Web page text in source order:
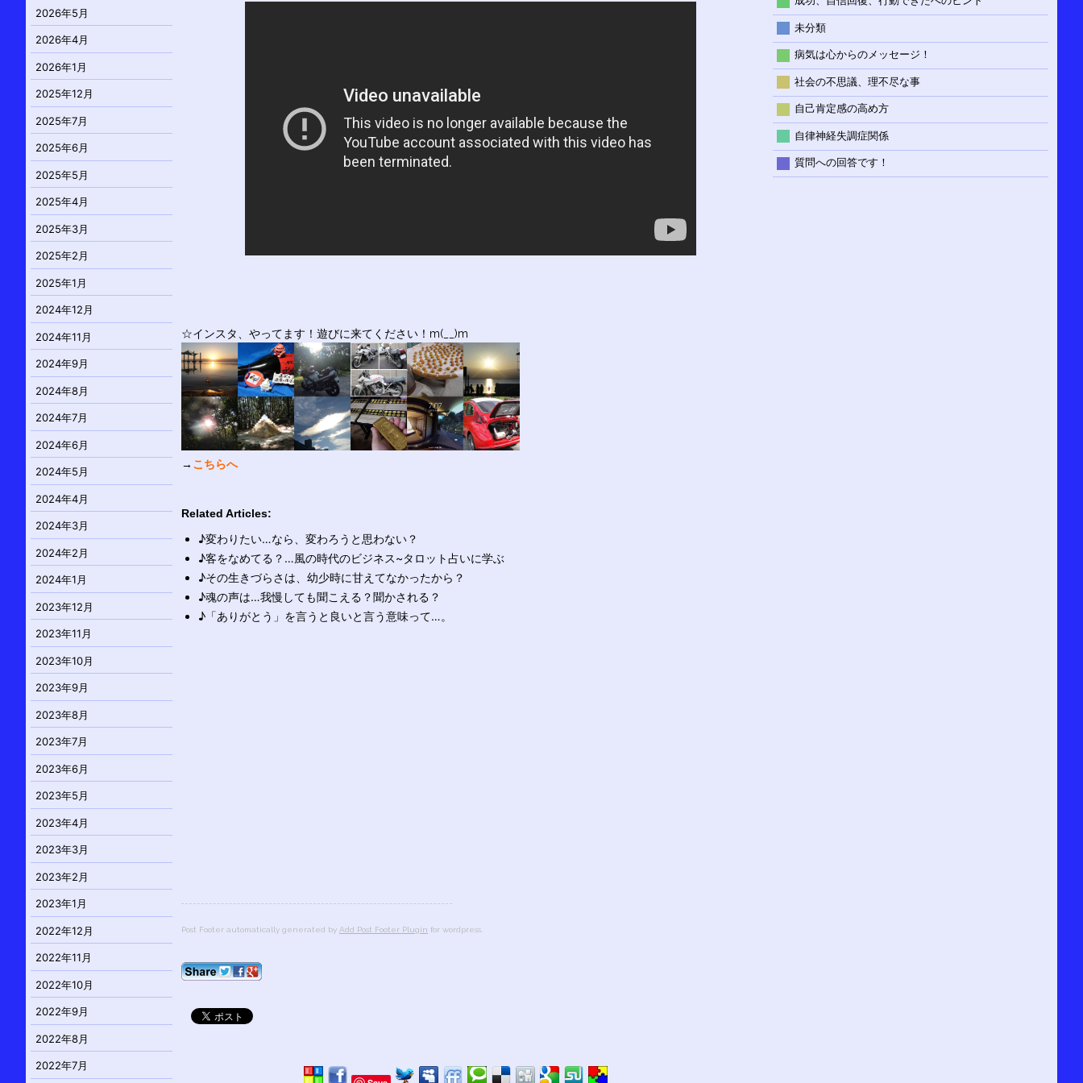
☆インスタ、やってます！遊びに来てください！m(__)m
→ こちらへ
Related Articles:
♪変わりたい…なら、変わろうと思わない？
♪客をなめてる？…風の時代のビジネス~タロット占いに学ぶ
♪その生きづらさは、幼少時に甘えてなかったから？
♪魂の声は…我慢しても聞こえる？聞かされる？
♪「ありがとう」を言うと良いと言う意味って…。
Post Footer automatically generated by Add Post Footer Plugin for wordpress.
未分類
病気は心からのメッセージ！
社会の不思議、理不尽な事
自己肯定感の高め方
自律神経失調症関係
質問への回答です！
2026年5月
2026年4月
2026年1月
2025年12月
2025年7月
2025年6月
2025年5月
2025年4月
2025年3月
2025年2月
2025年1月
2024年12月
2024年11月
2024年9月
2024年8月
2024年7月
2024年6月
2024年5月
2024年4月
2024年3月
2024年2月
2024年1月
2023年12月
2023年11月
2023年10月
2023年9月
2023年8月
2023年7月
2023年6月
2023年5月
2023年4月
2023年3月
2023年2月
2023年1月
2022年12月
2022年11月
2022年10月
2022年9月
2022年8月
2022年7月